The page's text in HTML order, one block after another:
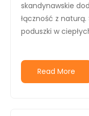
skandynawskie
łączność z
poduszki w
Read More